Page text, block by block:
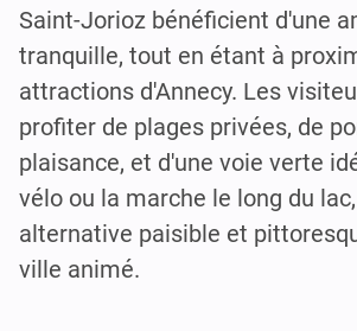
Saint-Jorioz bénéficient d'une
tranquille, tout en étant à
attractions d'Annecy. Les
profiter de plages privées, de
plaisance, et d'une voie verte
vélo ou la marche le long du
alternative paisible et
ville animé.